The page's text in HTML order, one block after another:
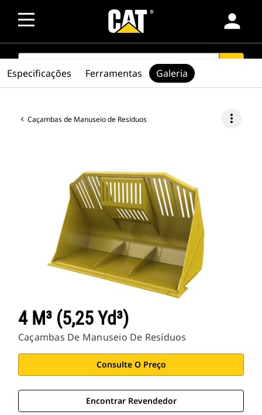
person
SEARCH
Caçambas de Manuseio de Resíduos more_vert
4 M³ (5,25 Yd³)
Caçambas De Manuseio De Resíduos
Consulte O Preço
Encontrar Revendedor
Especificações Ferramentas Galeria